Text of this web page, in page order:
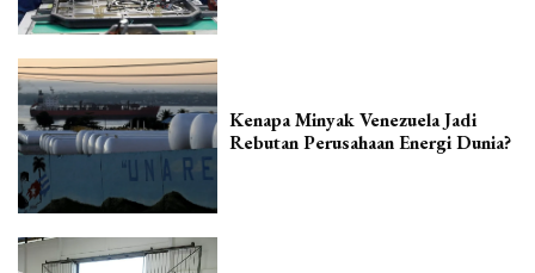
Kenapa Minyak Venezuela Jadi
Rebutan Perusahaan Energi Dunia?